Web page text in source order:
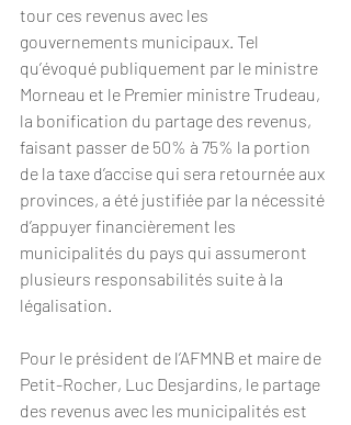
tour ces revenus avec les
gouvernements municipaux. Tel
qu’évoqué publiquement par le ministre
Morneau et le Premier ministre Trudeau,
la bonification du partage des revenus,
faisant passer de 50% à 75% la portion
de la taxe d’accise qui sera retournée aux
provinces, a été justifiée par la nécessité
d’appuyer financièrement les
municipalités du pays qui assumeront
plusieurs responsabilités suite à la
légalisation.
Pour le président de l’AFMNB et maire de
Petit-Rocher, Luc Desjardins, le partage
des revenus avec les municipalités est